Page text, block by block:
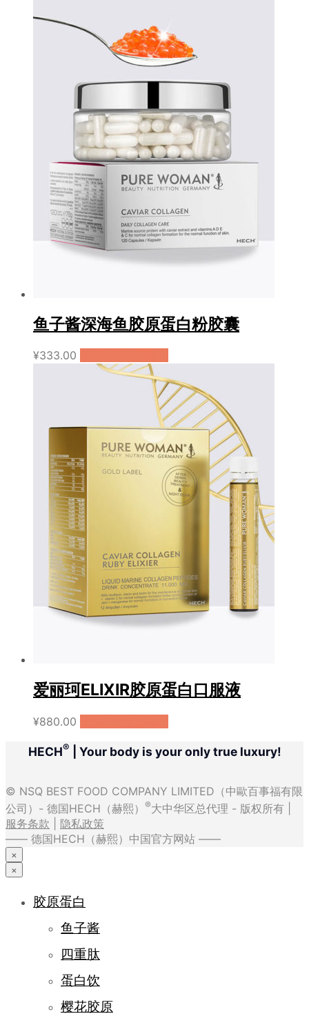
鱼子酱深海鱼胶原蛋白粉胶囊
¥333.00
爱丽珂ELIXIR胶原蛋白口服液
¥880.00
HECH® | Your body is your only true luxury!
© NSQ BEST FOOD COMPANY LIMITED（中歐百事福有限
公司）- 德国HECH（赫熙）
®大中华区总代理 - 版权所有 |
服务条款
隐私政策
—— 德国HECH（赫熙）中国官方网站 ——
×
×
胶原蛋白
鱼子酱
四重肽
蛋白饮
樱花胶原